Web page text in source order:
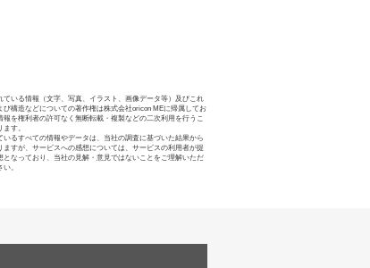
ている情報（文字、写真、イラスト、画像データ等）及びこれ
び構造などについての著作権は株式会社oricon MEに帰属してお
報を権利者の許可なく無断転載・複製などの二次利用を行うこ
す。
いるすべての情報やデータは、当社の調査に基づいた結果から
ますが、サービスへの感想については、サービスの利用者が提
となっており、当社の見解・意見ではないことをご理解いただ
。